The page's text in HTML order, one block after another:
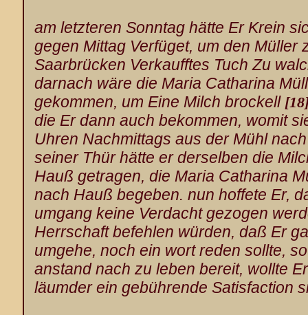
am letzteren Sonntag hätte Er Krein
gegen Mittag Verfüget, um den Müller
Saarbrücken Verkaufftes Tuch Zu
darnach wäre die Maria Catharina
gekommen, um Eine Milch brockell
die Er dann auch bekommen, womit
Uhren Nachmittags aus der Mühl
seiner Thür hätte er derselben die
Hauß getragen, die Maria Catharina
nach Hauß begeben. nun hoffete Er,
umgang keine Verdacht gezogen
Herrschaft befehlen würden, daß Er
umgehe, noch ein wort reden sollte,
anstand nach zu leben bereit, wollte
läumder ein gebührende Satisfaction